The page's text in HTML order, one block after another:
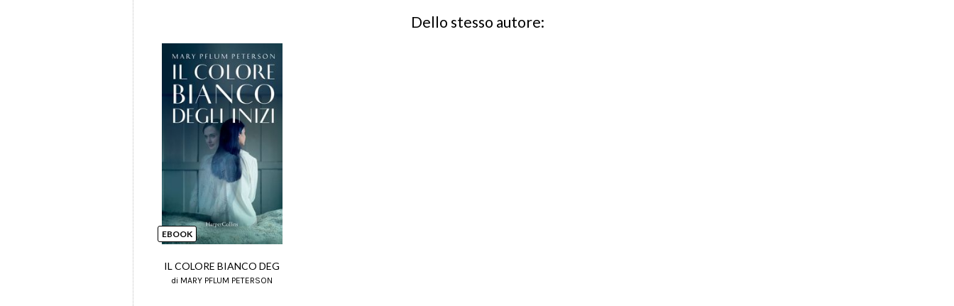
Dello stesso autore:
EBOOK
IL COLORE BIANCO DEG
di MARY PFLUM PETERSON